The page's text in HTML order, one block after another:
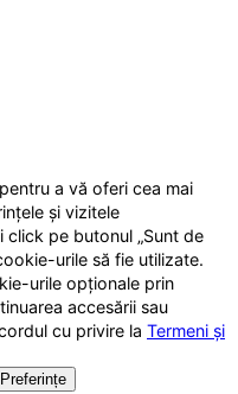
a vă oferi cea mai
și vizitele
click pe butonul „Sunt de
urile să fie utilizate.
urile opționale prin
accesării sau
cu privire la Termeni și
Preferințe